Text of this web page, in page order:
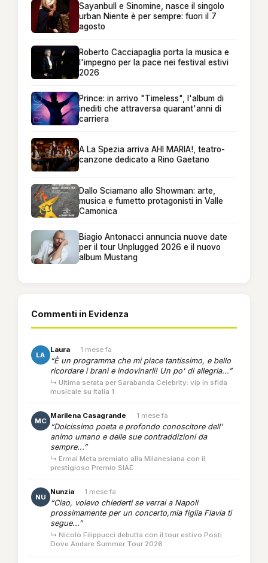
Sayanbull e Sinomine, nasce il singolo
urban Niente è per sempre: fuori il 7
agosto
Roberto Cacciapaglia porta la musica e
l'impegno per la pace nei festival estivi
2026
Prince: in arrivo "Timeless", l'album di
inediti che attraversa quarant'anni di
carriera
A La Spezia arriva AHI MARIA!, teatro-
canzone dedicato a Rino Gaetano
Dallo Sciamano allo Showman: arte,
musica e fumetto protagonisti in Valle
Camonica
Biagio Antonacci annuncia nuove date
per il tour Unplugged 2026 e il nuovo
album Mustang
Commenti in Evidenza
LA
Laura · 1 mese fa
“È un programma che mi piace tantissimo, e bello
ricordare i brani e indovinarli! Un po' di allegria...”
↳ Ultima serata per Sarabanda Celebrity: vip in sfida
musicale su Italia 1
MC
Marilena Casagrande · 1 mese fa
“Dolcissimo poeta e profondo conoscitore dell'
animo umano e delle sue contraddizioni da
sempre...”
↳ Ermal Meta premiato alla Milanesiana con il
prestigioso Premio SIAE
NU
Nunzia · 1 mese fa
“Ciao, volevo chiederti se verrai a Napoli
prossimamente per un concerto,mia figlia Flavia ti
segue...”
↳ Nicolò Filippucci debutta con il tour estivo Posti
Dove Andare Summer Tour 2026